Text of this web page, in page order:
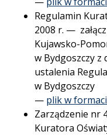
Regulamin
2008 r. —
Kujawsko-
w Bydgoszczy z
ustalenia
w Bydgoszczy
— plik w
Zarządzenie nr
Kuratora